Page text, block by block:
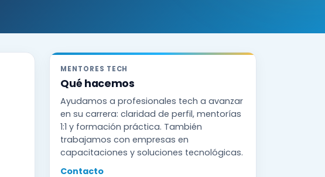
MENTORES TECH
Qué hacemos
Ayudamos a profesionales tech a avanzar
en su carrera: claridad de perfil, mentorías
1:1 y formación práctica. También
trabajamos con empresas en
capacitaciones y soluciones tecnológicas.
Contacto